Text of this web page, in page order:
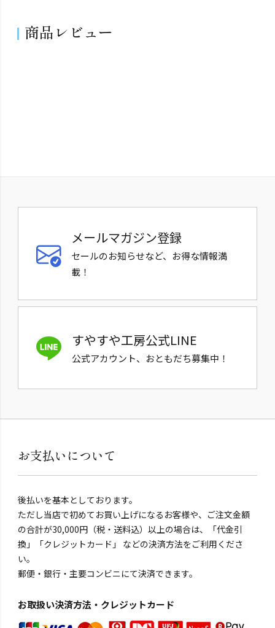
商品レビュー
メールマガジン登録
セールのお知らせなど、お得な情報満
載！
すやすや工房公式LINE
公式アカウント、おともだち募集中！
お支払いについて
後払いを基本としております。
ただし当店で初めてお買い上げになるお客様や、ご注文金額
の合計が30,000円（税・送料込）以上の場合は、「代金引
換」「クレジットカード」 などの決済方法をご利用くださ
い。
郵便・銀行・主要コンビニにて決済できます。
お取扱い決済方法・クレジットカード